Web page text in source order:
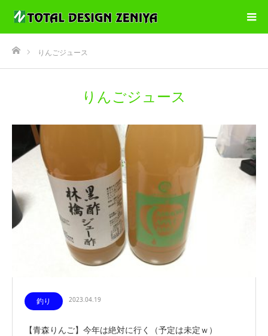
ホーム
りんごジュース
りんごジュース
釣り 2023.04.19
【青森りんご】今年は絶対に行く（予定は未定ｗ）